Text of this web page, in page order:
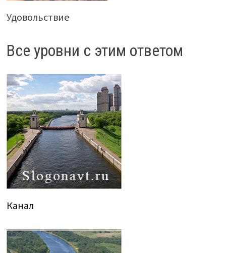
Удовольствие
Все уровни с этим ответом
Канал